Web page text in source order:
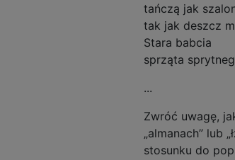
tańczą jak
tak jak deszcz
Stara babcia
sprząta
...
Zwróć uwagę,
„almanach” lub
stosunku do